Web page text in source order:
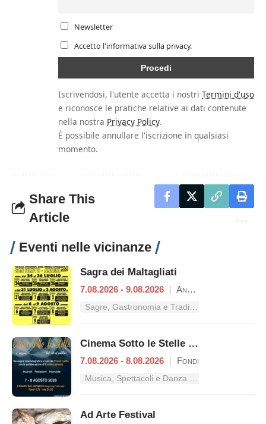
Newsletter
Accetto l'informativa sulla privacy.
Iscrivendosi, l'utente accetta i nostri Termini d'uso
e riconosce le pratiche relative ai dati contenute
nella nostra Privacy Policy.
È possibile annullare l'iscrizione in qualsiasi
momento.
Share This
Article
Eventi nelle vicinanze
Sagra dei Maltagliati
7.08.2026 - 9.08.2026 | Anagni
Cinema Sotto le Stelle – Dal mito al pubblico
7.08.2026 - 8.08.2026 | Fondi
Ad Arte Festival